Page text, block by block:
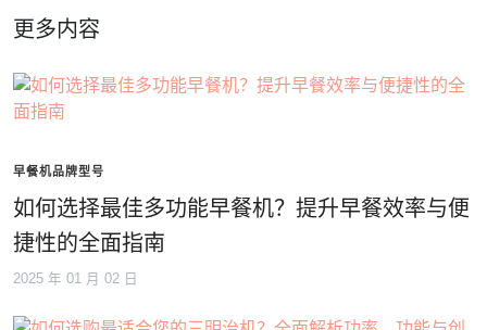
更多内容
早餐机品牌型号
如何选择最佳多功能早餐机？提升早餐效率与便
捷性的全面指南
2025 年 01 月 02 日